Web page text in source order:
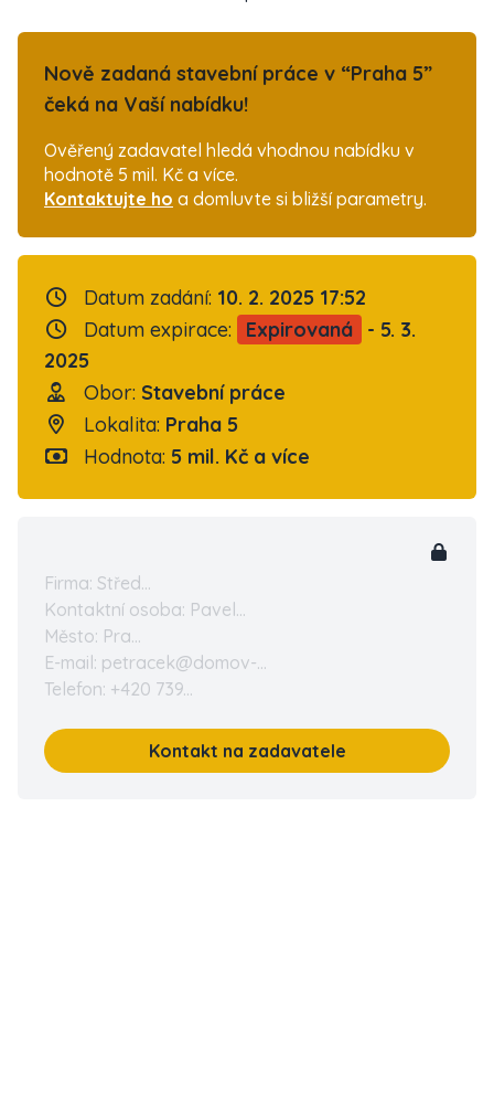
Nově zadaná stavební práce v “Praha 5”
čeká na Vaší nabídku!
Ověřený zadavatel hledá vhodnou nabídku v
hodnotě 5 mil. Kč a více.
Kontaktujte ho a domluvte si bližší parametry.
Datum zadání: 10. 2. 2025 17:52
Datum expirace:
Expirovaná
- 5. 3.
2025
Obor: Stavební práce
Lokalita: Praha 5
Hodnota: 5 mil. Kč a více
Firma: Střed...
Kontaktní osoba: Pavel...
Město: Pra...
E-mail: petracek@domov-...
Telefon: +420 739...
Kontakt na zadavatele